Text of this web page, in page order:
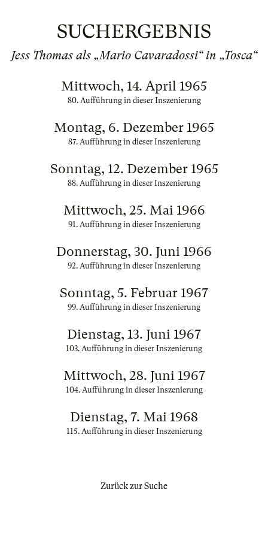
SUCHERGEBNIS
Jess Thomas als „Mario Cavaradossi“ in „Tosca“
Mittwoch, 14. April 1965
80. Aufführung in dieser Inszenierung
Montag, 6. Dezember 1965
87. Aufführung in dieser Inszenierung
Sonntag, 12. Dezember 1965
88. Aufführung in dieser Inszenierung
Mittwoch, 25. Mai 1966
91. Aufführung in dieser Inszenierung
Donnerstag, 30. Juni 1966
92. Aufführung in dieser Inszenierung
Sonntag, 5. Februar 1967
99. Aufführung in dieser Inszenierung
Dienstag, 13. Juni 1967
103. Aufführung in dieser Inszenierung
Mittwoch, 28. Juni 1967
104. Aufführung in dieser Inszenierung
Dienstag, 7. Mai 1968
115. Aufführung in dieser Inszenierung
Zurück zur Suche